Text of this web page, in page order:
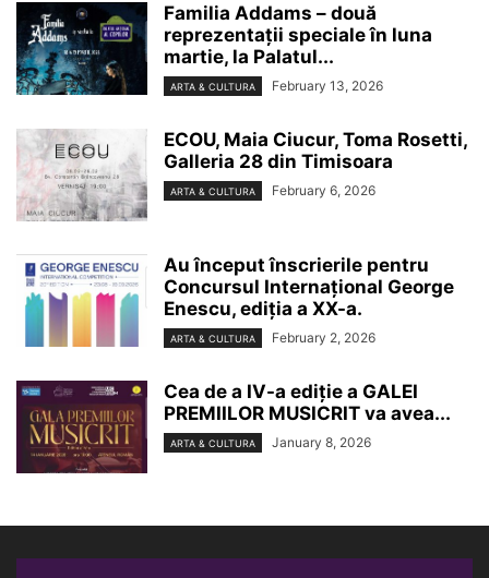
Familia Addams – două
reprezentații speciale în luna
martie, la Palatul...
ARTA & CULTURA February 13, 2026
ECOU, Maia Ciucur, Toma Rosetti,
Galleria 28 din Timisoara
ARTA & CULTURA February 6, 2026
Au început înscrierile pentru
Concursul Internațional George
Enescu, ediția a XX-a.
ARTA & CULTURA February 2, 2026
Cea de a IV-a ediție a GALEI
PREMIILOR MUSICRIT va avea...
ARTA & CULTURA January 8, 2026